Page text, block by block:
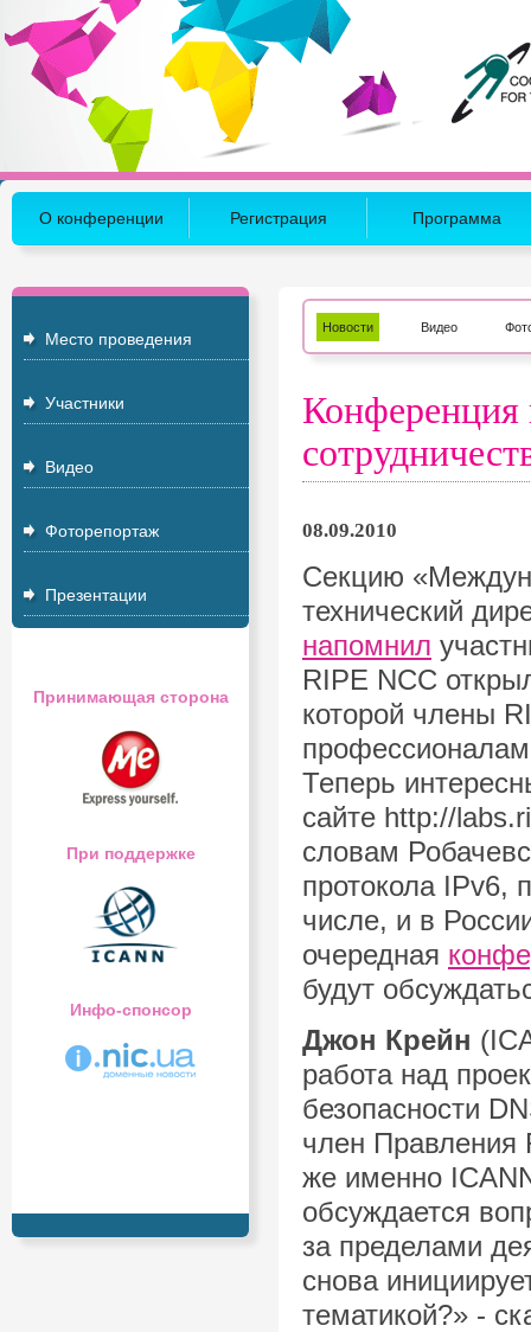
О конференции Регистрация Программа
Место проведения
Участники
Видео
Фоторепортаж
Презентации
Принимающая сторона
При поддержке
Инфо-спонсор
Новости Видео
Конференция
08.09.2010
Секцию
технический
напомнил
RIPE NCC
которой члены
Теперь
сайте http://
словам
протокола IPv6,
числе, и в
очередная
будут
Джон Крейн
работа над
безопасности
член Правления
же именно
обсуждается
за пределами
снова
тематикой?» -